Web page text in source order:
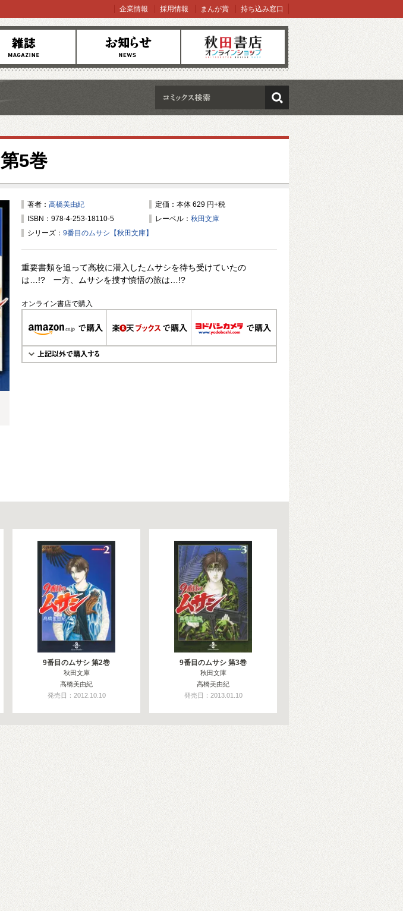
お知らせ オンラインショップ
企業情報 採用情報 まんが賞 持ち込み窓口
検索
第5巻
著者： 高橋美由紀
定価：本体 629 円+税
ISBN：978-4-253-18110-5
レーベル： 秋田文庫
シリーズ： 9番目のムサシ【秋田文庫】
重要書類を追って高校に潜入したムサシを待ち受けていたの
は…!? 一方、ムサシを捜す慎悟の旅は…!?
オンライン書店で購入
9番目のムサシ 第2巻
秋田文庫
高橋美由紀
発売日：2012.10.10
9番目のムサシ 第3巻
秋田文庫
高橋美由紀
発売日：2013.01.10